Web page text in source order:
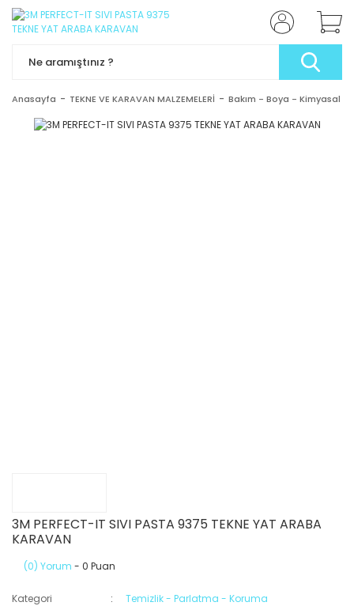
Anasayfa TEKNE VE KARAVAN MALZEMELERİ Bakım - Boya - Kimyasal
3M PERFECT-IT SIVI PASTA 9375 TEKNE YAT ARABA
KARAVAN
(0) Yorum - 0 Puan
Kategori
Temizlik - Parlatma - Koruma